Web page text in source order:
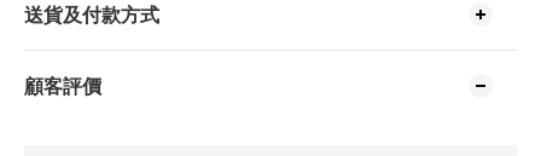
送貨及付款方式
顧客評價